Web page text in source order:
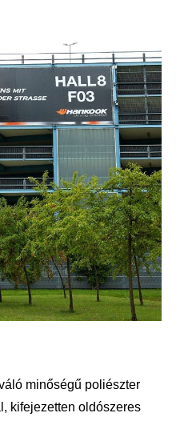
minőségű poliészter
kifejezetten oldószeres